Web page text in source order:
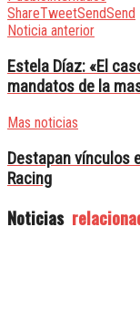
ShareTweetSendSend
Noticia anterior
Estela Díaz: «El
mandatos de la
Mas noticias
Destapan vínculos
Racing
Noticias